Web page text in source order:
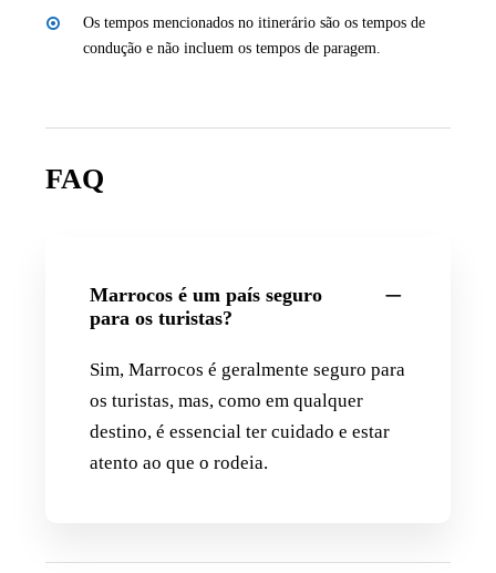
Os tempos mencionados no itinerário são os tempos de
condução e não incluem os tempos de paragem.
FAQ
Marrocos é um país seguro
para os turistas?
Sim, Marrocos é geralmente seguro para
os turistas, mas, como em qualquer
destino, é essencial ter cuidado e estar
atento ao que o rodeia.